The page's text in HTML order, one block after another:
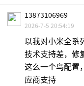
13873106969
2026-7-5 20:54:19
以我对小米全系
技术支持差，修
这么一个鸟配置
应商支持